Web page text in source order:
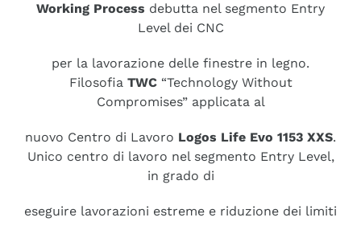
English
Français
Working Process debutta nel segmento Entry
Level dei CNC
per la lavorazione delle finestre in legno.
Filosofia TWC“Technology Without
Compromises” applicata al
nuovo Centro di Lavoro Logos Life Evo 1153 XXS.
Unico centro di lavoro nel segmento Entry Level,
in grado di
eseguire lavorazioni estreme e riduzione dei limiti